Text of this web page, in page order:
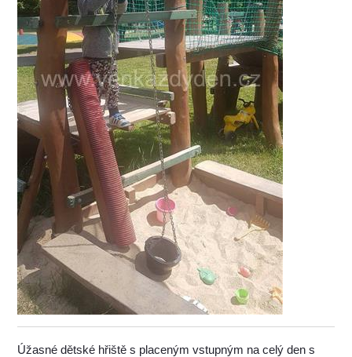
Úžasné dětské hřiště s placeným vstupným na celý den s